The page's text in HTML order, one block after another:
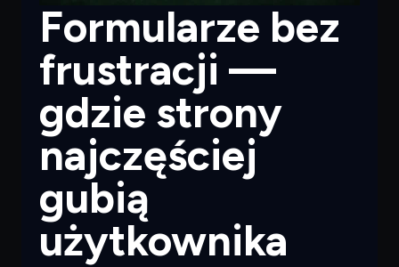
Formularze bez
frustracji —
gdzie strony
najczęściej
gubią
użytkownika